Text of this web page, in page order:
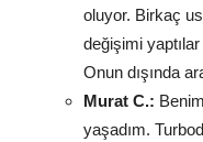
oluyor. Birkaç
değişimi
Onun dışında
Murat C.:
yaşadım.